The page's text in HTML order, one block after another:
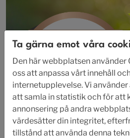
Ta gärna emot våra
Den här webbplatsen använder
oss att anpassa vårt innehåll
internetupplevelse. Vi
att samla in statistik och för att
annonsering på andra
värdesätter din integritet,
tillstånd att använda denna